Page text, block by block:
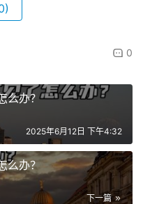
0
么办？
2025年6月12日 下午4:32
么办？
下一篇